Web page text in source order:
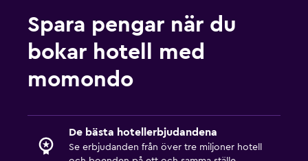
Hälsa och säkerhet
Övervakningskameror utanför boendet
Säkerhetsvakt dygnet runt
Spara pengar när du
bokar hotell med
momondo
De bästa hotellerbjudandena
Se erbjudanden från över tre miljoner hotell